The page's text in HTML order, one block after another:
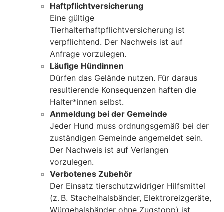
Haftpflichtversicherung
Eine gültige
Tierhalterhaftpflichtversicherung ist
verpflichtend. Der Nachweis ist auf
Anfrage vorzulegen.
Läufige Hündinnen
Dürfen das Gelände nutzen. Für daraus
resultierende Konsequenzen haften die
Halter*innen selbst.
Anmeldung bei der Gemeinde
Jeder Hund muss ordnungsgemäß bei der
zuständigen Gemeinde angemeldet sein.
Der Nachweis ist auf Verlangen
vorzulegen.
Verbotenes Zubehör
Der Einsatz tierschutzwidriger Hilfsmittel
(z. B. Stachelhalsbänder, Elektroreizgeräte,